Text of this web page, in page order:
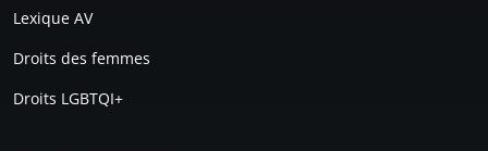
Lexique AV
Droits des femmes
Droits LGBTQI+